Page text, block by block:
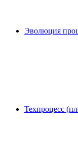
Эволюция
Техпроцесс